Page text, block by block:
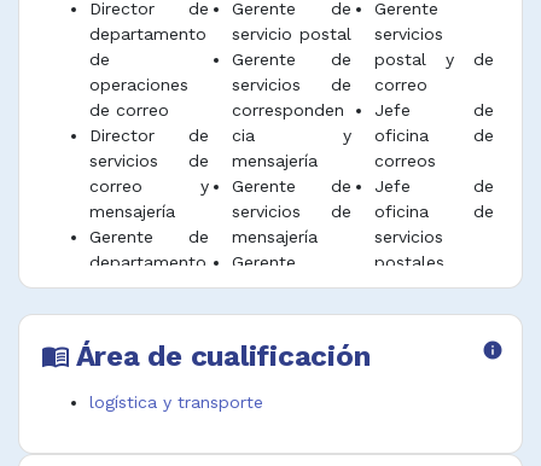
Director de
departamento
de
operaciones
de correo
Director de
servicios de
correo y
mensajería
Gerente de
departamento
de
operaciones
de correo
Gerente de
servicio postal
Gerente de
servicio postal
Gerente de
servicios de
corresponden
cia y
mensajería
Gerente de
servicios de
mensajería
Gerente
servicios de
correo
servicios de
mensajería
Gerente
servicios
postal y de
correo
Jefe de
oficina de
correos
Jefe de
oficina de
servicios
postales
Jefe de
oficina postal
menu_book Área de cualificación info
logística y transporte